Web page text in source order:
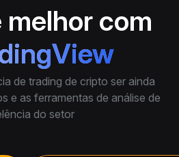
melhor com
de trading de cripto ser ainda
e as ferramentas de análise de
do setor